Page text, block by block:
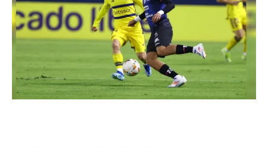
La
Verdad